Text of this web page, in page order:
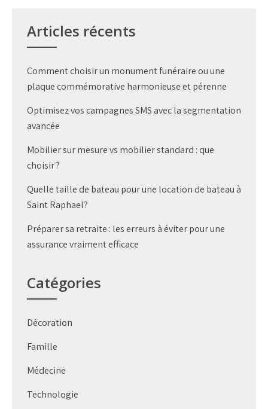
Articles récents
Comment choisir un monument funéraire ou une
plaque commémorative harmonieuse et pérenne
Optimisez vos campagnes SMS avec la segmentation
avancée
Mobilier sur mesure vs mobilier standard : que
choisir ?
Quelle taille de bateau pour une location de bateau à
Saint Raphael?
Préparer sa retraite : les erreurs à éviter pour une
assurance vraiment efficace
Catégories
Décoration
Famille
Médecine
Technologie